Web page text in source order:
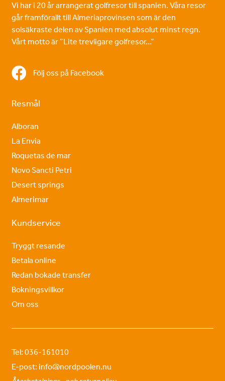
Vi har i 20 år arrangerat golfresor till spanien. Våra resor
går framförallt till Almeriaprovinsen som är den
solsäkraste delen av Spanien med absolut minst regn.
Vårt motto är ”Lite trevligare golfresor…”
Följ oss på Facebook
Resmål
Alboran
La Envia
Roquetas de mar
Novo Sancti Petri
Desert springs
Almerimar
Kundservice
Tryggt resande
Betala online
Redan bokade transfer
Bokningsvillkor
Om oss
Tel: 036-161010
E-post: info@nordpoolen.nu